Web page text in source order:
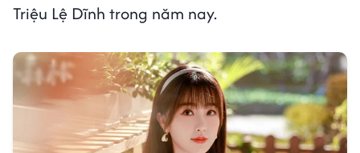
Triệu Lệ Dĩnh trong năm nay.